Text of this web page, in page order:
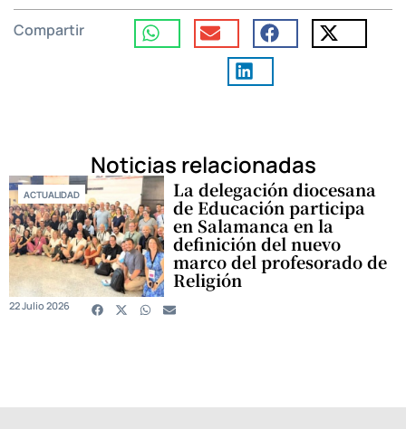
Compartir
Noticias relacionadas
ACTUALIDAD La delegación diocesana
de Educación participa
en Salamanca en la
definición del nuevo
marco del profesorado de
Religión
22 Julio 2026